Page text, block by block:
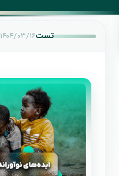
تست۱۴۰۴/۰۳/۱۶